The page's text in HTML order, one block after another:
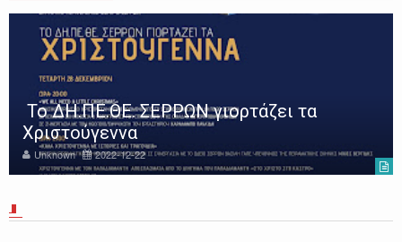
Το ΔΗ.ΠΕ.ΘΕ. ΣΕΡΡΩΝ γιορτάζει τα
Χριστούγεννα
Unknown 2022-12-22